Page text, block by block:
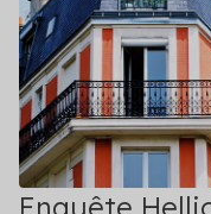
Fourniture
Solutions diagnostics
DPE/PPT
Le DPE et PPT
copropriétés en
Amélioration
Blog
Contact
Enquête